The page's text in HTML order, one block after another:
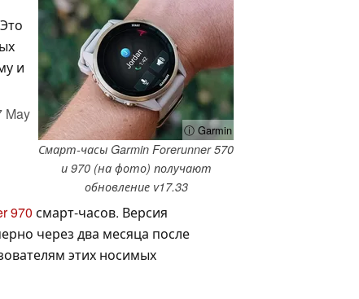
ⓘ Garmin
Смарт-часы Garmin Forerunner 570
и 970 (на фото) получают
обновление v17.33
и
May
970 смарт-часов. Версия
через два месяца после
этих носимых